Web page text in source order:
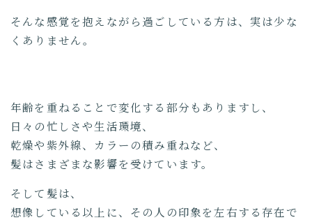
そんな感覚を抱えながら過ごしている方は、実は少な
くありません。
年齢を重ねることで変化する部分もありますし、
日々の忙しさや生活環境、
乾燥や紫外線、カラーの積み重ねなど、
髪はさまざまな影響を受けています。
そして髪は、
想像している以上に、その人の印象を左右する存在で